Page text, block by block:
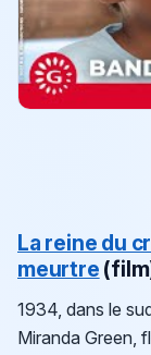
La reine du
meurtre
1934, dans le
Miranda Green,